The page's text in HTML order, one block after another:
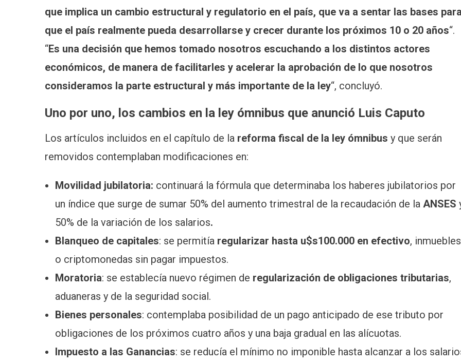
que implica un cambio estructural y regulatorio en el país, que va a sentar las bases
que el país realmente pueda desarrollarse y crecer durante los próximos 10 o 20 años“.
“Es una decisión que hemos tomado nosotros escuchando a los distintos actores
económicos, de manera de facilitarles y acelerar la aprobación de lo que nosotros
consideramos la parte estructural y más importante de la ley“, concluyó.
Uno por uno, los cambios en la ley ómnibus que anunció Luis Caputo
Los artículos incluidos en el capítulo de la reforma fiscal de la ley ómnibus y que serán
removidos contemplaban modificaciones en:
Movilidad jubilatoria: continuará la fórmula que determinaba los haberes jubilatorios por
un índice que surge de sumar 50% del aumento trimestral de la recaudación de la ANSES
50% de la variación de los salarios.
Blanqueo de capitales: se permitía regularizar hasta u$s100.000 en efectivo, inmuebles
o criptomonedas sin pagar impuestos.
Moratoria: se establecía nuevo régimen de regularización de obligaciones tributarias,
aduaneras y de la seguridad social.
Bienes personales: contemplaba posibilidad de un pago anticipado de ese tributo por
obligaciones de los próximos cuatro años y una baja gradual en las alícuotas.
Impuesto a las Ganancias: se reducía el mínimo no imponible hasta alcanzar a los